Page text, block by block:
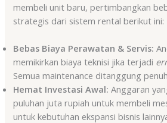
membeli unit baru, pertimbangkan
strategis dari sistem rental berikut ini:
Bebas Biaya Perawatan & Servis:
memikirkan biaya teknisi jika terjadi
Semua maintenance ditanggung
Hemat Investasi Awal: Anggaran
puluhan juta rupiah untuk membeli
untuk kebutuhan ekspansi bisnis